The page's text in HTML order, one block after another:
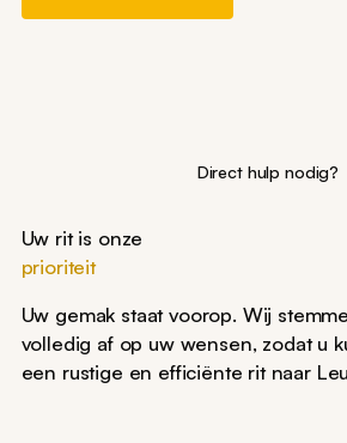
Direct hulp nodig?
Uw rit is onze
prioriteit
Uw gemak staat voorop. Wij
volledig af op uw wensen, zodat u
een rustige en efficiënte rit naar